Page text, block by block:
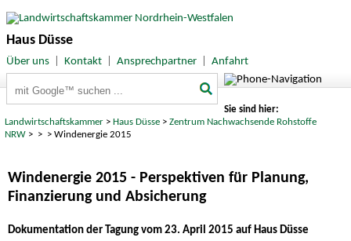
Haus Düsse
Über uns| Kontakt| Ansprechpartner| Anfahrt
Sie sind hier:
Landwirtschaftskammer > Haus Düsse >Zentrum Nachwachsende Rohstoffe
NRW > > > Windenergie 2015
Windenergie 2015 - Perspektiven für Planung,
Finanzierung und Absicherung
Dokumentation der Tagung vom 23. April 2015 auf Haus Düsse